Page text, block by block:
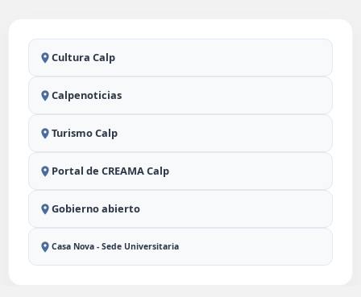
Cultura Calp
Calpenoticias
Turismo Calp
Portal de CREAMA Calp
Gobierno abierto
Casa Nova - Sede Universitaria